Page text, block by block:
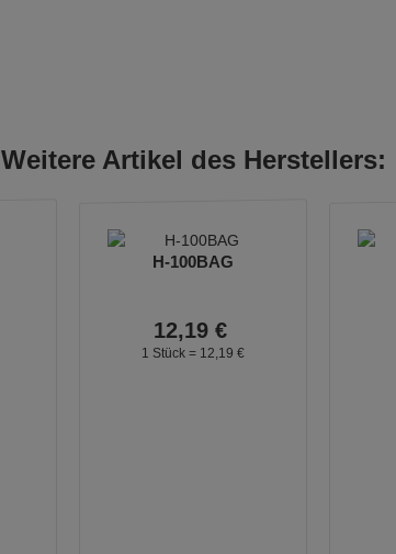
Weitere Artikel des Herstellers:
H-100BAG
12,19 €
1 Stück = 12, 19 €